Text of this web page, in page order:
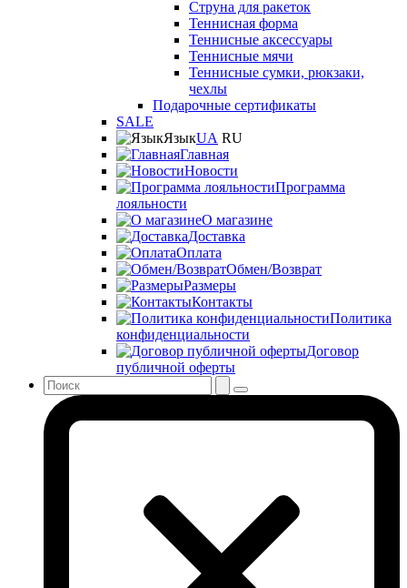
Струна для ракеток
Теннисная форма
Теннисные аксессуары
Теннисные мячи
Теннисные сумки, рюкзаки,
чехлы
Подарочные сертификаты
SALE
ЯзыкUA RU
Главная
Новости
Программа
лояльности
О магазине
Доставка
Оплата
Обмен/Возврат
Размеры
Контакты
Политика
конфиденциальности
Договор
публичной оферты